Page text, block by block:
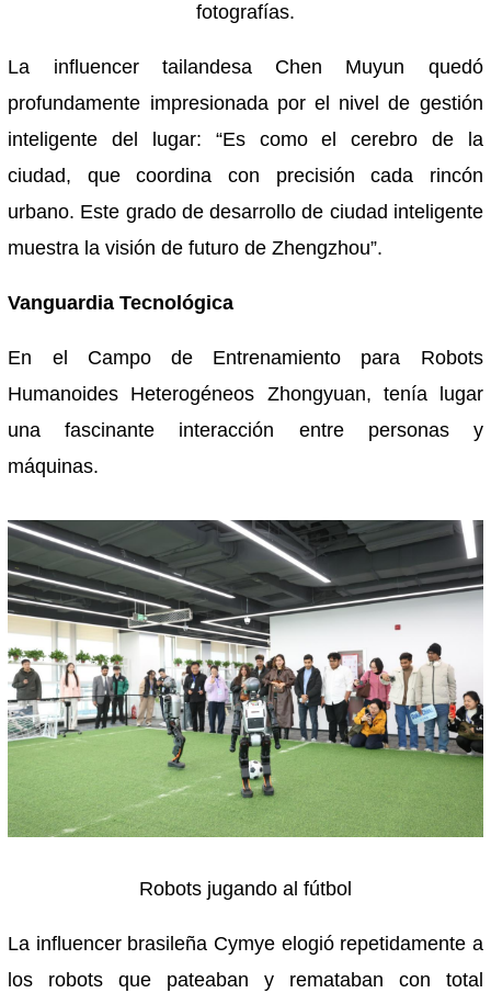
fotografías.
La influencer tailandesa Chen Muyun quedó
profundamente impresionada por el nivel de gestión
inteligente del lugar: “Es como el cerebro de la
ciudad, que coordina con precisión cada rincón
urbano. Este grado de desarrollo de ciudad inteligente
muestra la visión de futuro de Zhengzhou”.
Vanguardia Tecnológica
En el Campo de Entrenamiento para Robots
Humanoides Heterogéneos Zhongyuan, tenía lugar
una fascinante interacción entre personas y
máquinas.
Robots jugando al fútbol
La influencer brasileña Cymye elogió repetidamente a
los robots que pateaban y remataban con total